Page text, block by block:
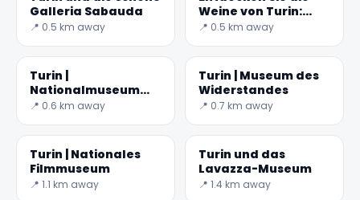
Galleria Sabauda
📍 0.5 km away
Weine von Turin:
Barolo und mehr
📍 0.5 km away
Turin |
Nationalmuseum
des italienischen
📍 0.6 km away
Turin | Museum des
Widerstandes
📍 0.7 km away
Turin | Nationales
Filmmuseum
📍 1.1 km away
Turin und das
Lavazza-Museum
📍 1.4 km away
✕